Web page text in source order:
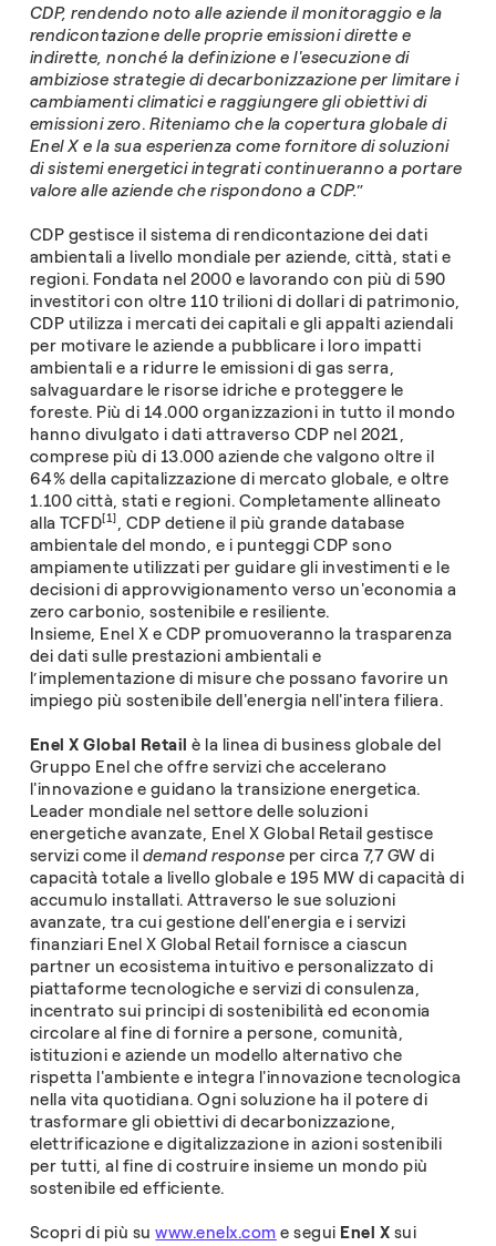
CDP, rendendo noto alle aziende il monitoraggio e la
rendicontazione delle proprie emissioni dirette e
indirette, nonché la definizione e l'esecuzione di
ambiziose strategie di decarbonizzazione per limitare i
cambiamenti climatici e raggiungere gli obiettivi di
emissioni zero. Riteniamo che la copertura globale di
Enel X e la sua esperienza come fornitore di soluzioni
di sistemi energetici integrati continueranno a portare
valore alle aziende che rispondono a CDP.”
CDP gestisce il sistema di rendicontazione dei dati
ambientali a livello mondiale per aziende, città, stati e
regioni. Fondata nel 2000 e lavorando con più di 590
investitori con oltre 110 trilioni di dollari di patrimonio,
CDP utilizza i mercati dei capitali e gli appalti aziendali
per motivare le aziende a pubblicare i loro impatti
ambientali e a ridurre le emissioni di gas serra,
salvaguardare le risorse idriche e proteggere le
foreste. Più di 14.000 organizzazioni in tutto il mondo
hanno divulgato i dati attraverso CDP nel 2021,
comprese più di 13.000 aziende che valgono oltre il
64% della capitalizzazione di mercato globale, e oltre
1.100 città, stati e regioni. Completamente allineato
alla TCFD[1], CDP detiene il più grande database
ambientale del mondo, e i punteggi CDP sono
ampiamente utilizzati per guidare gli investimenti e le
decisioni di approvvigionamento verso un'economia a
zero carbonio, sostenibile e resiliente.
Insieme, Enel X e CDP promuoveranno la trasparenza
dei dati sulle prestazioni ambientali e
l’implementazione di misure che possano favorire un
impiego più sostenibile dell'energia nell'intera filiera.
Enel X Global Retailè la linea di business globale del
Gruppo Enel che offre servizi che accelerano
l'innovazione e guidano la transizione energetica.
Leader mondiale nel settore delle soluzioni
energetiche avanzate, Enel X Global Retail gestisce
servizi come il demand response per circa 7,7 GW di
capacità totale a livello globale e 195 MW di capacità di
accumulo installati. Attraverso le sue soluzioni
avanzate, tra cui gestione dell'energia e i servizi
finanziari Enel X Global Retail fornisce a ciascun
partner un ecosistema intuitivo e personalizzato di
piattaforme tecnologiche e servizi di consulenza,
incentrato sui principi di sostenibilità ed economia
circolare al fine di fornire a persone, comunità,
istituzioni e aziende un modello alternativo che
rispetta l'ambiente e integra l'innovazione tecnologica
nella vita quotidiana. Ogni soluzione ha il potere di
trasformare gli obiettivi di decarbonizzazione,
elettrificazione e digitalizzazione in azioni sostenibili
per tutti, al fine di costruire insieme un mondo più
sostenibile ed efficiente.
Scopri di più suwww.enelx.com e segui Enel X sui